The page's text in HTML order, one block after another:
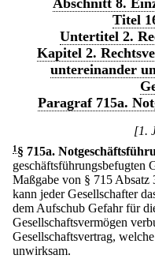
Abschnitt 8.
Titel
Untertitel 2.
Kapitel 2.
untereinander
Paragraf 715a.
[1.
1 § 715a.
geschäftsführungsbefugten
Maßgabe von § 715
kann jeder Gesellschafter
dem Aufschub Gefahr für
Gesellschaftsvermögen
Gesellschaftsvertrag,
unwirksam.